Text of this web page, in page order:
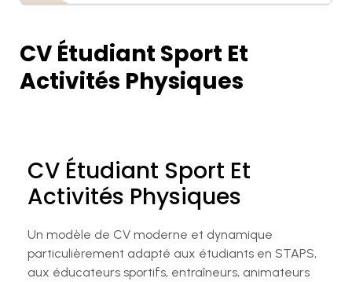
CV Étudiant Sport Et
Activités Physiques
CV Étudiant Sport Et
Activités Physiques
Un modèle de CV moderne et dynamique
particulièrement adapté aux étudiants en STAPS,
aux éducateurs sportifs, entraîneurs, animateurs